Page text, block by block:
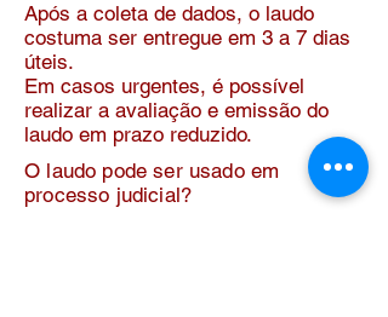
Após a coleta de dados, o laudo
costuma ser entregue em 3 a 7 dias
úteis.
Em casos urgentes, é possível
realizar a avaliação e emissão do
laudo em prazo reduzido.
O laudo pode ser usado em
processo judicial?